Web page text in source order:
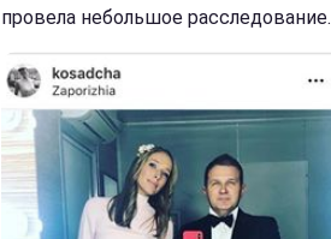
провела небольшое расследование.